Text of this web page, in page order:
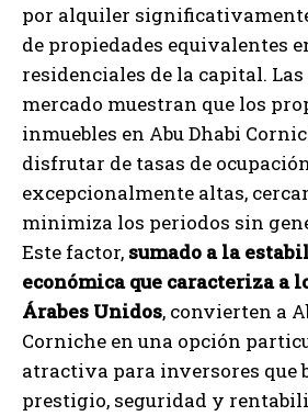
por alquiler
de propiedades equivalentes
residenciales de la capital.
mercado muestran que los
inmuebles en Abu Dhabi
disfrutar de tasas de
excepcionalmente altas,
minimiza los periodos sin
Este factor, sumado a la
económica que caracteriza a
Árabes Unidos, convierten a
Corniche en una opción
atractiva para inversores que
prestigio, seguridad y